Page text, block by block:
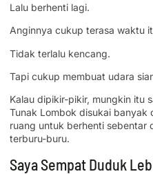
Lalu berhenti lagi.
Anginnya cukup terasa waktu
Tidak terlalu kencang.
Tapi cukup membuat udara
Kalau dipikir-pikir, mungkin itu
Tunak Lombok disukai banyak
ruang untuk berhenti sebentar
terburu-buru.
Saya Sempat Duduk